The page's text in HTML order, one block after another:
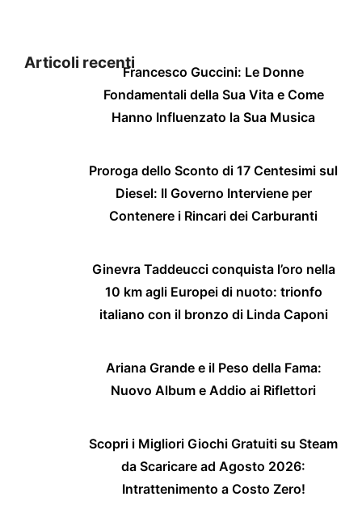
Articoli recentiFrancesco Guccini: Le Donne
Fondamentali della Sua Vita e Come
Hanno Influenzato la Sua Musica
Proroga dello Sconto di 17 Centesimi sul
Diesel: Il Governo Interviene per
Contenere i Rincari dei Carburanti
Ginevra Taddeucci conquista l’oro nella
10 km agli Europei di nuoto: trionfo
italiano con il bronzo di Linda Caponi
Ariana Grande e il Peso della Fama:
Nuovo Album e Addio ai Riflettori
Scopri i Migliori Giochi Gratuiti su Steam
da Scaricare ad Agosto 2026:
Intrattenimento a Costo Zero!